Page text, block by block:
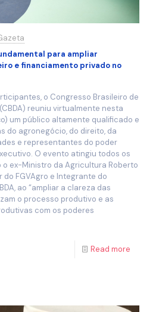
para ampliar
e financiamento privado no
o Congresso Brasileiro de
reuniu virtualmente nesta
um público altamente qualificado e
do agronegócio, do direito, da
e representantes do poder
O evento atingiu todos os
o ex-Ministro da Agricultura Roberto
do FGVAgro e Integrante do
ao “ampliar a clareza das
o processo produtivo e as
com os poderes
Read more